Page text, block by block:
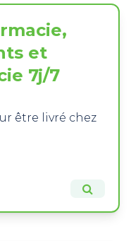
et
7j/7
être livré chez